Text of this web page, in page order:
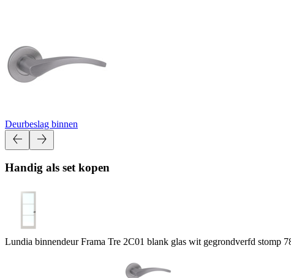
Deurbeslag binnen
Handig als set kopen
Lundia binnendeur Frama Tre 2C01 blank glas wit gegrondverfd stomp